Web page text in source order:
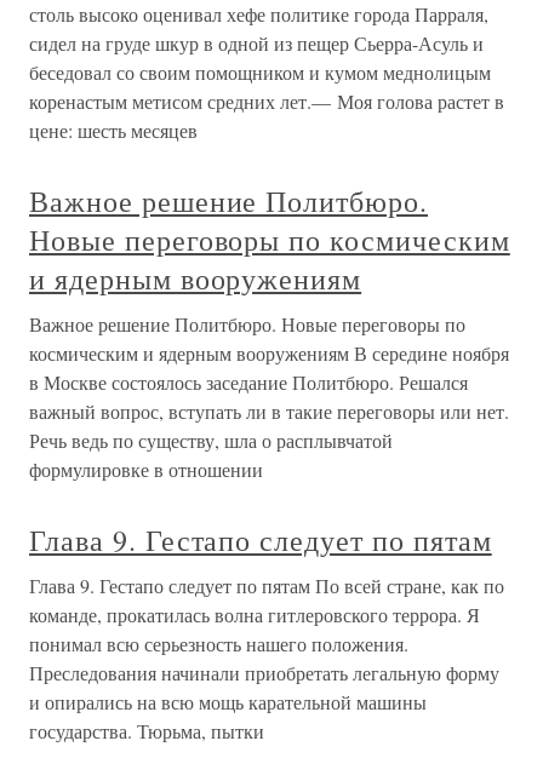
столь высоко оценивал хефе политике города Парраля,
сидел на груде шкур в одной из пещер Сьерра-Асуль и
беседовал со своим помощником и кумом меднолицым
коренастым метисом средних лет.— Моя голова растет в
цене: шесть месяцев
Важное решение Политбюро.
Новые переговоры по космическим
и ядерным вооружениям
Важное решение Политбюро. Новые переговоры по
космическим и ядерным вооружениям В середине ноября
в Москве состоялось заседание Политбюро. Решался
важный вопрос, вступать ли в такие переговоры или нет.
Речь ведь по существу, шла о расплывчатой
формулировке в отношении
Глава 9. Гестапо следует по пятам
Глава 9. Гестапо следует по пятам По всей стране, как по
команде, прокатилась волна гитлеровского террора. Я
понимал всю серьезность нашего положения.
Преследования начинали приобретать легальную форму
и опирались на всю мощь карательной машины
государства. Тюрьма, пытки